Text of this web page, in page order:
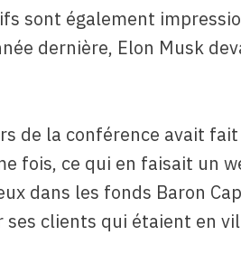
sont également
dernière, Elon Musk
de la conférence avait
fois, ce qui en faisait un
dans les fonds Baron
clients qui étaient en